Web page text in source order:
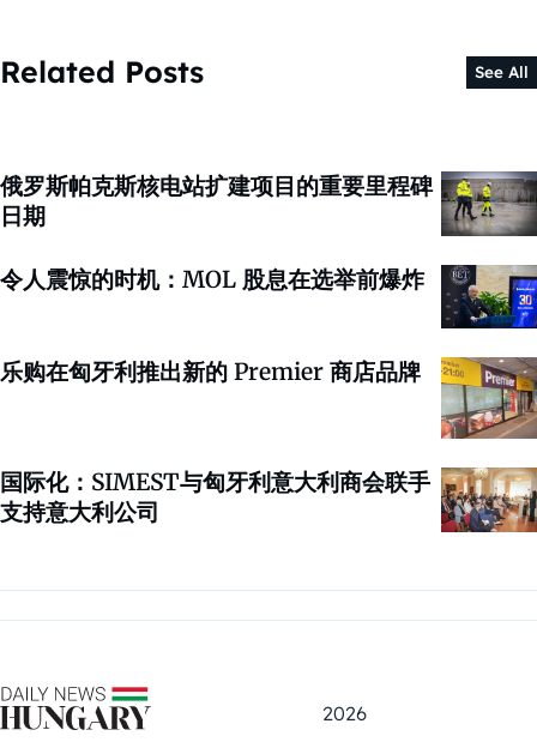
Related Posts See All
俄罗斯帕克斯核电站扩建项目的重要里程碑
日期
令人震惊的时机：MOL 股息在选举前爆炸
乐购在匈牙利推出新的 Premier 商店品牌
国际化：SIMEST与匈牙利意大利商会联手
支持意大利公司
2026